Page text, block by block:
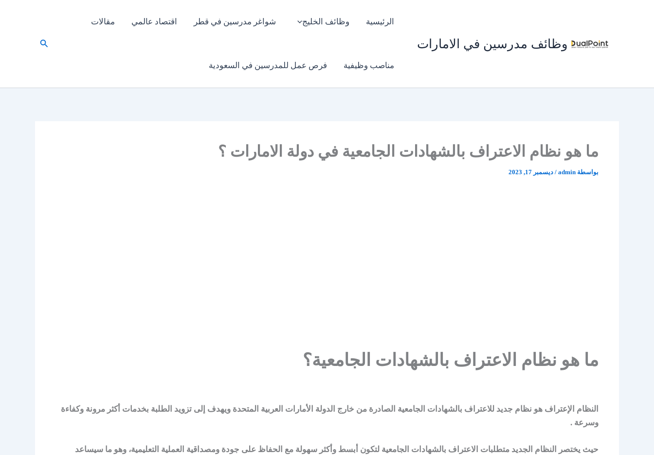
وظائف مدرسين في الامارات
الرئيسية وظائف الخليج شواغر مدرسين في قطر اقتصاد عالمي مقالات
مناصب وظيفية فرص عمل للمدرسين في السعودية
البحث
ما هو نظام الاعتراف بالشهادات الجامعية في دولة الامارات ؟
بواسطة admin
/ديسمبر 17, 2023
ما هو نظام الاعتراف بالشهادات الجامعية؟
النظام الإعتراف هو نظام جديد للاعتراف بالشهادات الجامعية الصادرة من خارج الدولة الأمارات العربية المتحدة ويهدف إلى تزويد الطلبة بخدمات أكثر مرونة وكفاءة
وسرعة .
حيث يختصر النظام الجديد متطلبات الاعتراف بالشهادات الجامعية لتكون أبسط وأكثر سهولة مع الحفاظ على جودة ومصداقية العملية التعليمية، وهو ما سيساعد